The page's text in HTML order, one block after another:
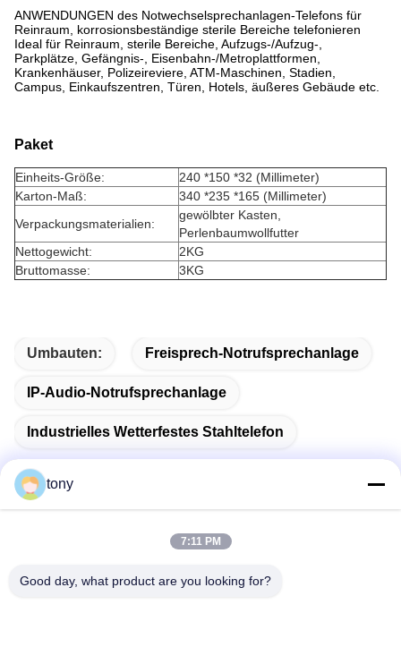
ANWENDUNGEN des Notwechselsprechanlagen-Telefons für
Reinraum, korrosionsbeständige sterile Bereiche telefonieren
Ideal für Reinraum, sterile Bereiche, Aufzugs-/Aufzug-,
Parkplätze, Gefängnis-, Eisenbahn-/Metroplattformen,
Krankenhäuser, Polizeireviere, ATM-Maschinen, Stadien,
Campus, Einkaufszentren, Türen, Hotels, äußeres Gebäude etc.
Paket
Einheits-Größe:
240 *150 *32 (Millimeter)
Karton-Maß:
340 *235 *165 (Millimeter)
Verpackungsmaterialien:
gewölbter Kasten,
Perlenbaumwollfutter
Nettogewicht:
2KG
Bruttomasse:
3KG
Umbauten: Freisprech-Notrufsprechanlage
IP-Audio-Notrufsprechanlage
Industrielles Wetterfestes Stahltelefon
Schnelle Kontaktaufnahme
Adresse
tony
7:11 PM
Good day, what product are you looking for?